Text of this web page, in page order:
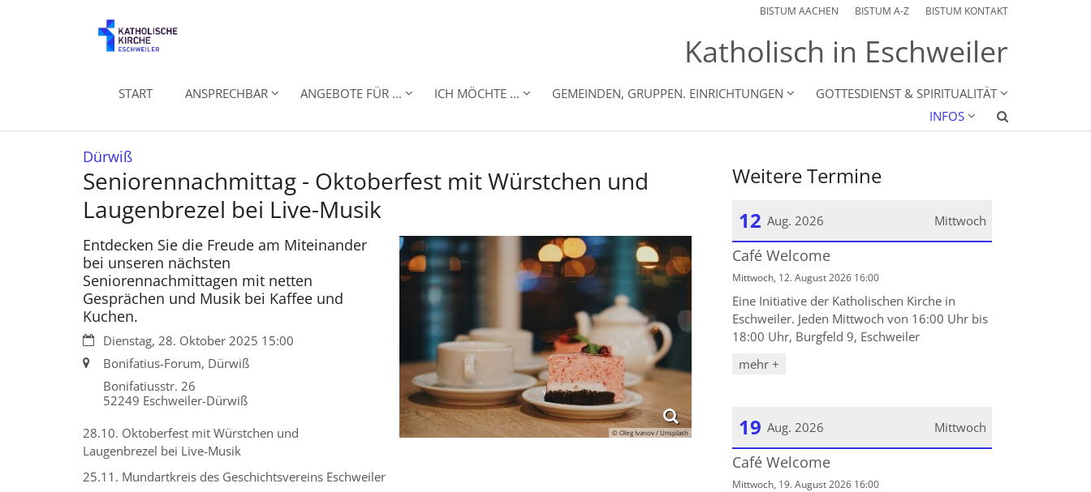
BISTUM AACHEN BISTUM A-Z BISTUM KONTAKT
Katholisch in Eschweiler
START ANSPRECHBAR ANGEBOTE FÜR ... ICH MÖCHTE ... GEMEINDEN, GRUPPEN. EINRICHTUNGEN
GOTTESDIENST & SPIRITUALITÄT
INFOS
Dürwiß:
Seniorennachmittag - Oktoberfest mit Würstchen und
Laugenbrezel bei Live-Musik
© Oleg Ivanov / Unsplash
Entdecken Sie die Freude am Miteinander
bei unseren nächsten
Seniorennachmittagen mit netten
Gesprächen und Musik bei Kaffee und
Kuchen.
Datum:Dienstag, 28. Oktober 2025 15:00
Ort: Bonifatius-Forum, Dürwiß
Bonifatiusstr. 26
52249 Eschweiler-Dürwiß
28.10. Oktoberfest mit Würstchen und
Laugenbrezel bei Live-Musik
25.11. Mundartkreis des Geschichtsvereins Eschweiler
Weitere Termine
Mittwoch
12 Aug. 2026
Datum: 12. August 2026
Café Welcome
Mittwoch, 12. August 2026 16:00
Eine Initiative der Katholischen Kirche in
Eschweiler. Jeden Mittwoch von 16:00 Uhr bis
18:00 Uhr, Burgfeld 9, Eschweiler
mehr +
Mittwoch
19 Aug. 2026
Datum: 19. August 2026
Café Welcome
Mittwoch, 19. August 2026 16:00